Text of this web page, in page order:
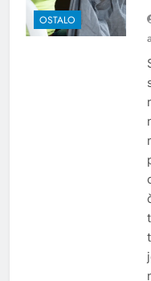
OSTALO